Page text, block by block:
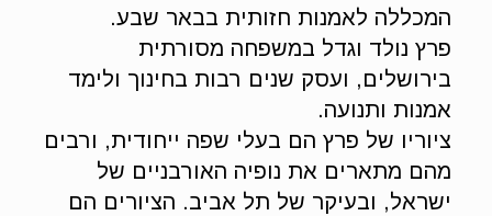
המכללה לאמנות חזותית בבאר שבע.
פרץ נולד וגדל במשפחה מסורתית
בירושלים, ועסק שנים רבות בחינוך ולימד
אמנות ותנועה.
ציוריו של פרץ הם בעלי שפה ייחודית, ורבים
מהם מתארים את נופיה האורבניים של
ישראל, ובעיקר של תל אביב. הציורים הם